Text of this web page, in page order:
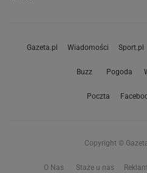
Gazeta.pl Wiadomości Sport.pl
Buzz Pogoda
Poczta
Copyright ©
O Nas Staże u nas